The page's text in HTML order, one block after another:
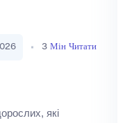
3 Мін Читати
які